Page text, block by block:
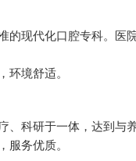
的现代化口腔专科。医
环境舒适。
、科研于一体，达到与
服务优质。